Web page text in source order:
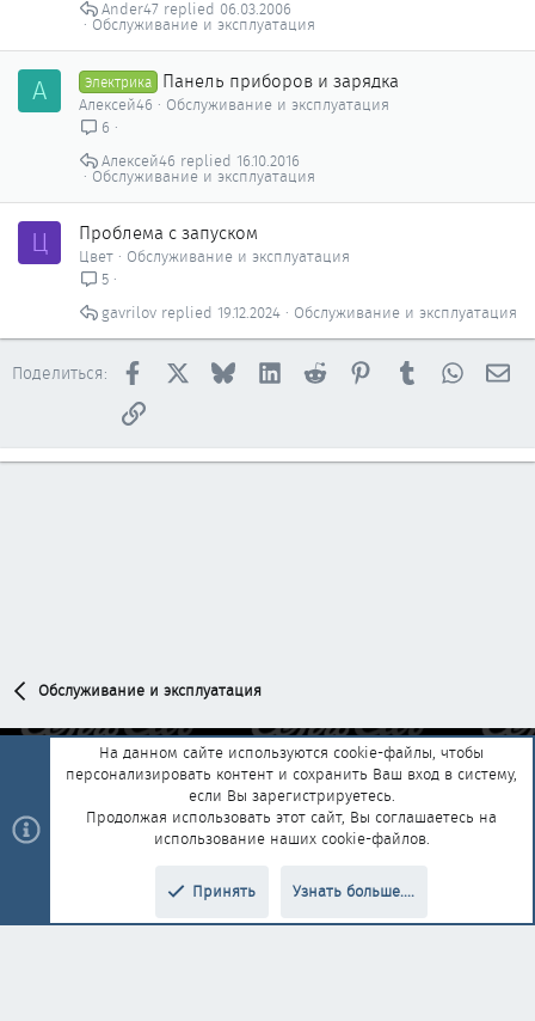
Обслуживание и эксплуатация
06.03.2006
Ander47
А Электрика Панель приборов и зарядка
Алексей46
Обслуживание и эксплуатация
6
Обслуживание и эксплуатация
16.10.2016
Алексей46
Ц Проблема с запуском
Цвет
Обслуживание и эксплуатация
5
Обслуживание и эксплуатация
19.12.2024
gavrilov
Поделиться: Facebook BlueskyLinkedInReddit PinterestTumblr
Ссылка
Обслуживание и эксплуатация
Обратная связь
Условия и правила
Политика конфиденциальности
Помощь Главная
R
add-ons by ThemeHouse Перевод от Jumuro®
На данном сайте используются cookie-файлы, чтобы
персонализировать контент и сохранить Ваш вход в систему,
если Вы зарегистрируетесь.
Продолжая использовать этот сайт, Вы соглашаетесь на
использование наших cookie-файлов.
Принять Узнать больше....